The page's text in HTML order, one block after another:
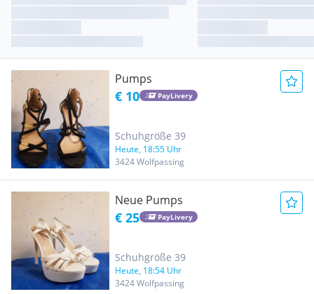
Pumps
€ 10 PayLivery
Schuhgröße 39
Heute, 18:55 Uhr
3424 Wolfpassing
Neue Pumps
€ 25 PayLivery
Schuhgröße 39
Heute, 18:54 Uhr
3424 Wolfpassing